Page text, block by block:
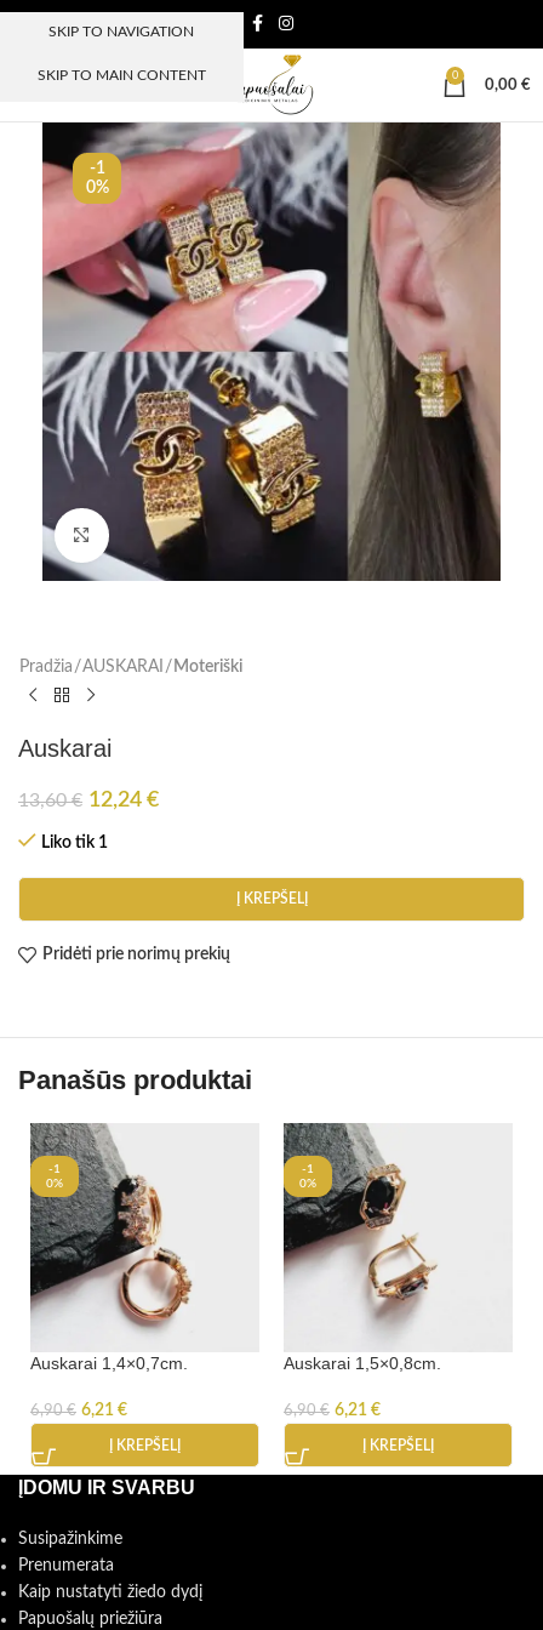
SKIP TO NAVIGATION
SKIP TO MAIN CONTENT
MENIU
0
0,00 €
-1
0%
Paspauskite, kad padidinti
Pradžia AUSKARAI Moteriški
Auskarai
13,60€ 12,24 €
Liko tik 1
Į KREPŠELĮ
Pridėti prie norimų prekių
Panašūs produktai
-1
0%
Auskarai 1,4×0,7cm.
6,90€ 6,21 €
Į KREPŠELĮ
-1
0%
Auskarai 1,5×0,8cm.
6,90€ 6,21 €
Į KREPŠELĮ
ĮDOMU IR SVARBU
Susipažinkime
Prenumerata
Kaip nustatyti žiedo dydį
Papuošalų priežiūra